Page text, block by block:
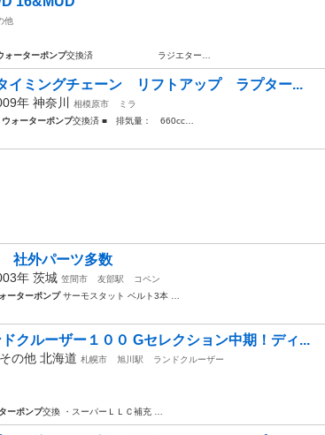
他
ォーターポンプ交換済 ラジエター…
イミングチェーン リフトアップ ラプター...
年 神奈川 相模原市
ミラ
ウォーターポンプ交換済 ■ 排気量： 660cc…
社外パーツ多数
年 茨城 笠間市 友部駅
コペン
ーターポンプサーモスタット ベルト3本 …
クルーザー１００ Gセレクション中期！ディ...
の他 北海道 札幌市 旭川駅 ランドクルーザー
ーポンプ交換 ・スーパーＬＬＣ補充 …